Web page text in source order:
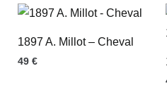
1897 A. Millot – Cheval
49 €